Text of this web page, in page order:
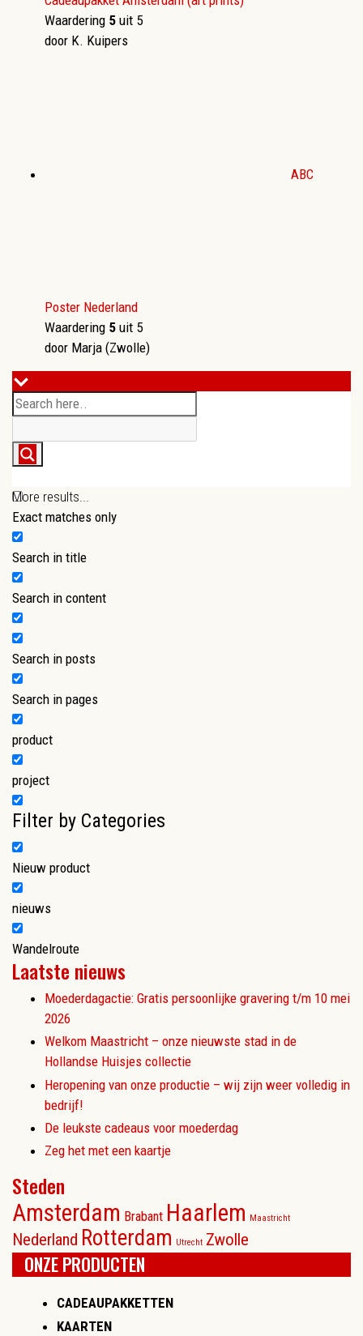
Waardering 5 uit 5
door K. Kuipers
ABC
Poster Nederland
Waardering 5 uit 5
door Marja (Zwolle)
More results...
Exact matches only
Search in title
Search in content
Search in posts
Search in pages
product
project
Filter by Categories
Nieuw product
nieuws
Wandelroute
Laatste nieuws
Moederdagactie: Gratis persoonlijke gravering t/m 10 mei
2026
Welkom Maastricht – onze nieuwste stad in de
Hollandse Huisjes collectie
Heropening van onze productie – wij zijn weer volledig in
bedrijf!
De leukste cadeaus voor moederdag
Zeg het met een kaartje
Steden
Amsterdam Brabant Haarlem Maastricht
Nederland Rotterdam Utrecht Zwolle
ONZE PRODUCTEN
CADEAUPAKKETTEN
KAARTEN